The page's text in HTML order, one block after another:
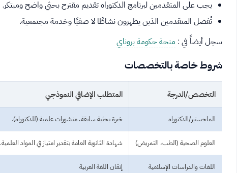
يجب على المتقدمين لبرنامج الدكتوراه تقديم مقترح بحثي واضح ومبتكر.
تُفضل المتقدمين الذين يظهرون نشاطًا لا صفيًا وخدمة مجتمعية.
سجل أيضاً في : منحة حكومة بروناي
شروط خاصة بالتخصصات
التخصص/الدرجة المتطلب الإضافي النموذجي
الماجستير/الدكتوراه خبرة بحثية سابقة، منشورات علمية (للدكتوراه).
العلوم الصحية (الطب، التمريض) شهادة الثانوية العامة بتقدير امتياز في المواد العلمية.
اللغات والدراسات الإسلامية إتقان اللغة العربية